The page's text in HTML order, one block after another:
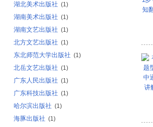
湖北美术出版社 (1)
湖南美术出版社 (1)
湖南文艺出版社 (1)
北方文艺出版社 (1)
东北师范大学出版社 (1)
北岳文艺出版社 (1)
广东人民出版社 (1)
广东科技出版社 (1)
哈尔滨出版社 (1)
海豚出版社 (1)